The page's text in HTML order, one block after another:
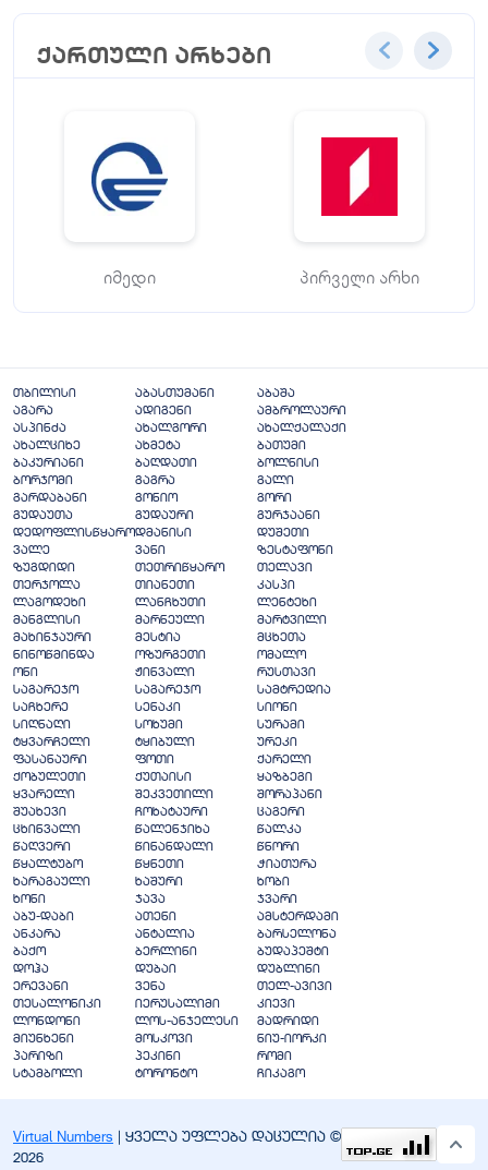
ქართული არხები
იმედი პირველი არხი
თბილისი აბასთუმანი
აბაშა
აგარა
ადიგენი
ამბროლაური
ასპინძა
ახალგორი
ახალქალაქი
ახალციხე
ახმეტა
ბათუმი
ბაკურიანი
ბაღდათი
ბოლნისი
ბორჯომი
გაგრა
გალი
გარდაბანი
გონიო
გორი
გუდაუთა
გუდაური
გურჯაანი
დედოფლისწყაროდმანისი
დუშეთი
ვალე
ვანი
ზესტაფონი
ზუგდიდი
თეთრიწყარო
თელავი
თერჯოლა
თიანეთი
კასპი
ლაგოდეხი
ლანჩხუთი
ლენტეხი
მანგლისი
მარნეული
მარტვილი
მახინჯაური
მესტია
მცხეთა
ნინოწმინდა
ოზურგეთი
ომალო
ონი
ჟინვალი
რუსთავი
საგარეჯო
საგარეჯო
სამტრედია
საჩხერე
სენაკი
სიონი
სიღნაღი
სოხუმი
სურამი
ტყვარჩელი
ტყიბული
ურეკი
ფასანაური
ფოთი
ქარელი
ქობულეთი
ქუთაისი
ყაზბეგი
ყვარელი
შეკვეთილი
შორაპანი
შუახევი
ჩოხატაური
ცაგერი
ცხინვალი
წალენჯიხა
წალკა
წაღვერი
წინანდალი
წნორი
წყალტუბო
წყნეთი
ჭიათურა
ხარაგაული
ხაშური
ხობი
ხონი
ჯავა
ჯვარი
აბუ-დაბი
ათენი
ამსტერდამი
ანკარა
ანტალია
ბარსელონა
ბაქო
ბერლინი
ბუდაპეშტი
დოჰა
დუბაი
დუბლინი
ერევანი
ვენა
თელ-ავივი
თესალონიკი
იერუსალიმი
კიევი
ლონდონი
ლოს-ანჯელესი
მადრიდი
მიუნხენი
მოსკოვი
ნიუ-იორკი
პარიზი
პეკინი
რომი
სტამბოლი
ტორონტო ჩიკაგო
Virtual Numbers | ყველა უფლება დაცულია ©
2026